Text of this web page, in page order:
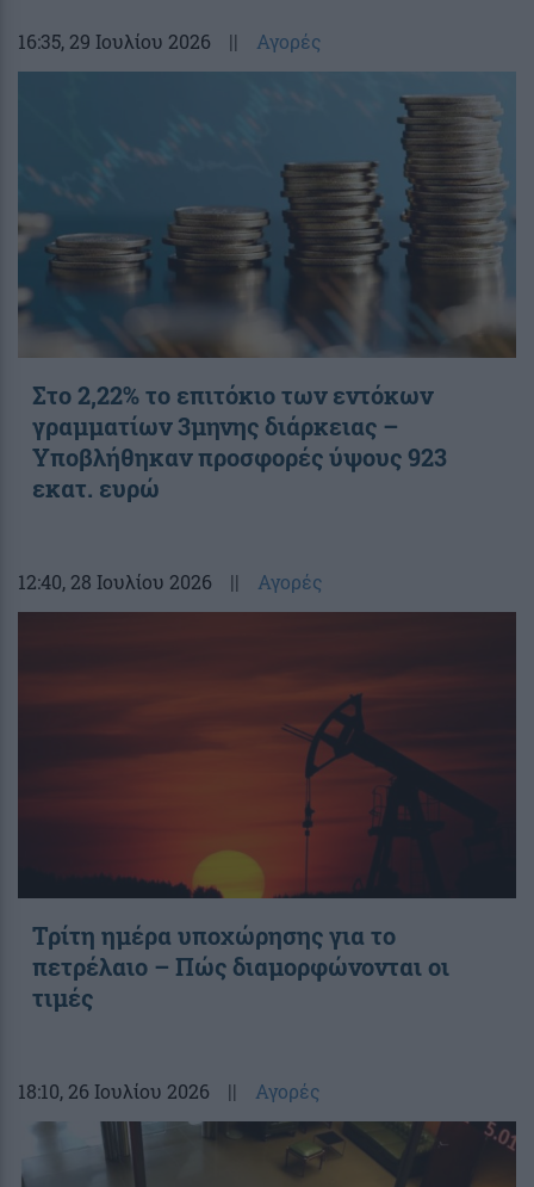
16:35, 29 Ιουλίου 2026 || Αγορές
Στο 2,22% το επιτόκιο των εντόκων
γραμματίων 3μηνης διάρκειας –
Υποβλήθηκαν προσφορές ύψους 923
εκατ. ευρώ
12:40, 28 Ιουλίου 2026 || Αγορές
Τρίτη ημέρα υποχώρησης για το
πετρέλαιο – Πώς διαμορφώνονται οι
τιμές
18:10, 26 Ιουλίου 2026 || Αγορές